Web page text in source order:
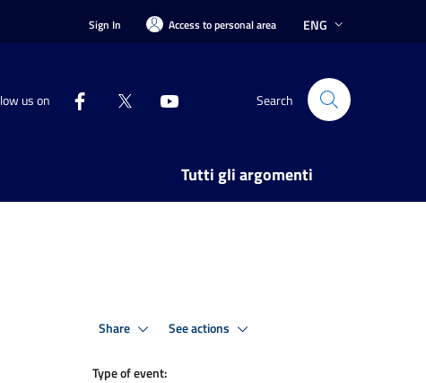
Sign In Access to personal area ENG
us on Search
Tutti gli argomenti
Share See actions
Type of event: